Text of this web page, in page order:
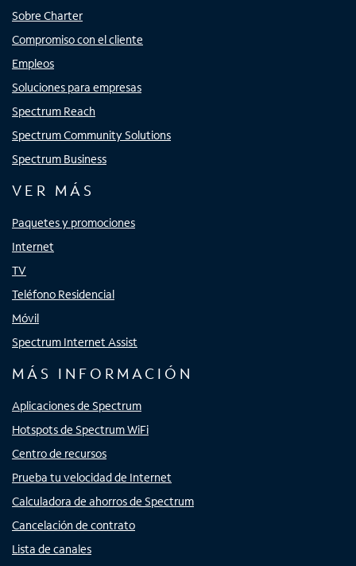
Sobre Charter
Compromiso con el cliente
Empleos
Soluciones para empresas
Spectrum Reach
Spectrum Community Solutions
Spectrum Business
VER MÁS
Paquetes y promociones
Internet
TV
Teléfono Residencial
Móvil
Spectrum Internet Assist
MÁS INFORMACIÓN
Aplicaciones de Spectrum
Hotspots de Spectrum WiFi
Centro de recursos
Prueba tu velocidad de Internet
Calculadora de ahorros de Spectrum
Cancelación de contrato
Lista de canales